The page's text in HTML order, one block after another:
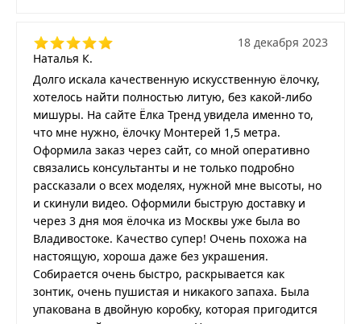
Наталья К.
18 декабря 2023
Долго искала качественную искусственную ёлочку,
хотелось найти полностью литую, без какой-либо
мишуры. На сайте Ёлка Тренд увидела именно то,
что мне нужно, ёлочку Монтерей 1,5 метра.
Оформила заказ через сайт, со мной оперативно
связались консультанты и не только подробно
рассказали о всех моделях, нужной мне высоты, но
и скинули видео. Оформили быструю доставку и
через 3 дня моя ёлочка из Москвы уже была во
Владивостоке. Качество супер! Очень похожа на
настоящую, хороша даже без украшения.
Собирается очень быстро, раскрывается как
зонтик, очень пушистая и никакого запаха. Была
упакована в двойную коробку, которая пригодится